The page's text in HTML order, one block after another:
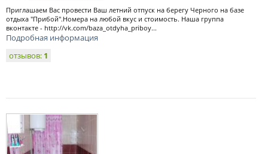
Приглашаем Вас провести Ваш летний отпуск на берегу Черного на базе
отдыха "Прибой".Номера на любой вкус и стоимость. Наша группа
вконтакте - http://vk.com/baza_otdyha_priboy...
Подробная информация
отзывов: 1